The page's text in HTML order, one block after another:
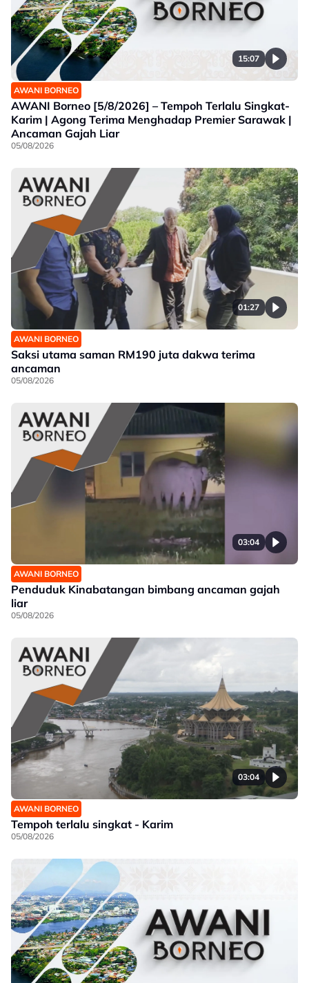
15:07
AWANI BORNEO
AWANI Borneo [5/8/2026] – Tempoh Terlalu Singkat-
Karim | Agong Terima Menghadap Premier Sarawak |
Ancaman Gajah Liar
05/08/2026
01:27
AWANI BORNEO
Saksi utama saman RM190 juta dakwa terima
ancaman
05/08/2026
03:04
AWANI BORNEO
Penduduk Kinabatangan bimbang ancaman gajah
liar
05/08/2026
03:04
AWANI BORNEO
Tempoh terlalu singkat - Karim
05/08/2026